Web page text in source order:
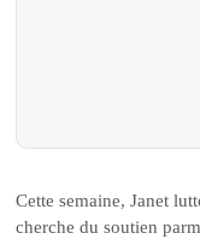
Cette semaine, Janet
cherche du soutien